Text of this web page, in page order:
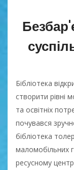
Бібліотека
створити рівні
та освітніх
почувався
бібліотека
маломобільних
ресусному